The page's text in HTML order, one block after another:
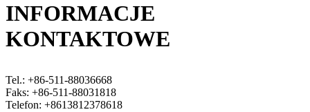
INFORMACJE
KONTAKTOWE
Tel.: +86-511-88036668
Faks: +86-511-88031818
Telefon: +8613812378618